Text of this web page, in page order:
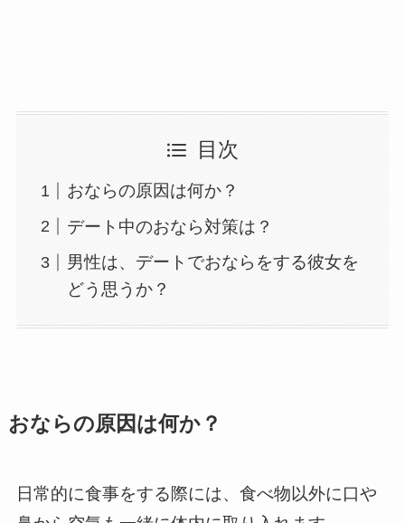
目次
おならの原因は何か？
デート中のおなら対策は？
男性は、デートでおならをする彼女を
どう思うか？
おならの原因は何か？
日常的に食事をする際には、食べ物以外に口や